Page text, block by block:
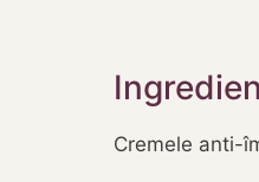
Cremele anti-